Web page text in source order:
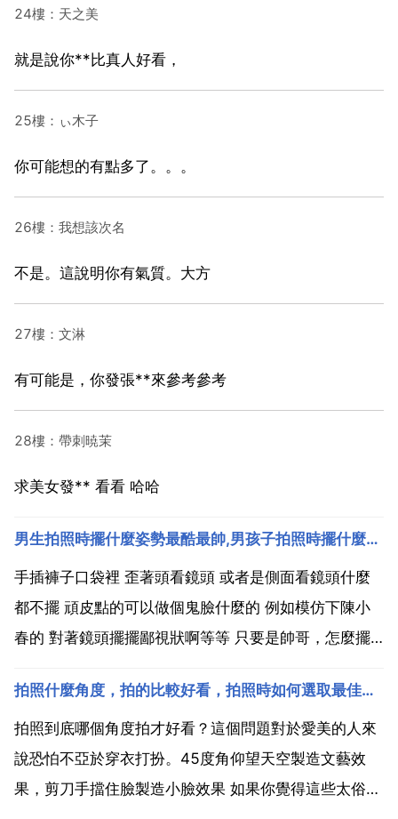
24樓：天之美
就是說你**比真人好看，
25樓：ぃ木子
你可能想的有點多了。。。
26樓：我想該次名
不是。這說明你有氣質。大方
27樓：文淋
有可能是，你發張**來參考參考
28樓：帶刺暁茉
求美女發** 看看 哈哈
男生拍照時擺什麼姿勢最酷最帥,男孩子拍照時擺什麼姿勢照出來最酷
手插褲子口袋裡 歪著頭看鏡頭 或者是側面看鏡頭什麼
都不擺 頑皮點的可以做個鬼臉什麼的 例如模仿下陳小
春的 對著鏡頭擺擺鄙視狀啊等等 只要是帥哥，怎麼擺
時擺什麼姿勢照出來最酷?拍照最重要的是凸顯你好看
的地方，每個人的臉型，身材不同，所以適合不同的
角...
拍照什麼角度，拍的比較好看，拍照時如何選取最佳角度？
拍照到底哪個角度拍才好看？這個問題對於愛美的人來
說恐怕不亞於穿衣打扮。45度角仰望天空製造文藝效
果，剪刀手擋住臉製造小臉效果 如果你覺得這些太俗